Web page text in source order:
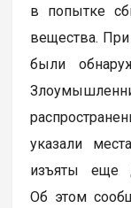
в попытке
вещества.
были
указали
изъяты еще
Об этом